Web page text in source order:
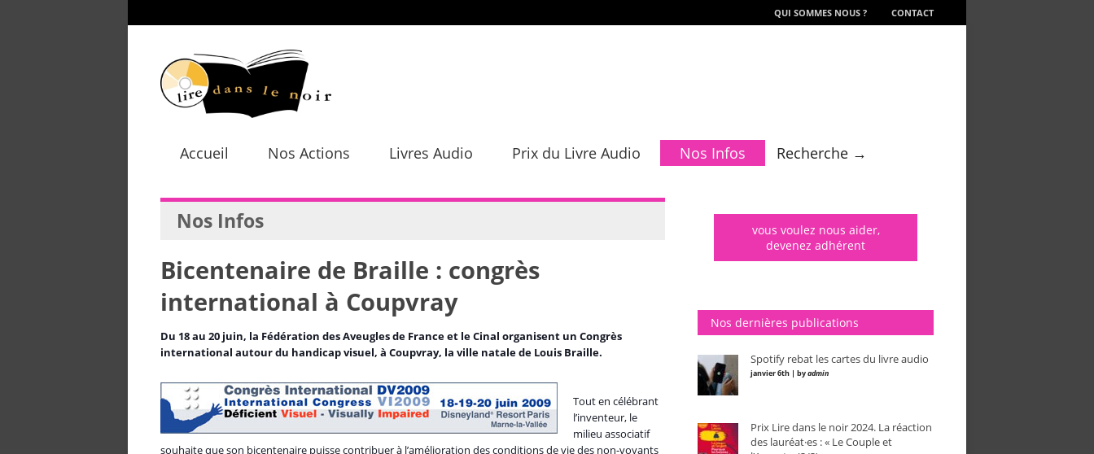
QUI SOMMES NOUS ? CONTACT
Accueil Nos Actions Livres Audio Prix du Livre Audio Nos Infos Recherche →
Nos Infos
Bicentenaire de Braille : congrès
international à Coupvray
Du 18 au 20 juin, la Fédération des Aveugles de France et le Cinal organisent un Congrès
international autour du handicap visuel, à Coupvray, la ville natale de Louis Braille.
Tout en célébrant
l’inventeur, le
milieu associatif
souhaite que son bicentenaire puisse contribuer à l’amélioration des conditions de vie des non-voyants
vous voulez nous aider,
devenez adhérent
Nos dernières publications
Spotify rebat les cartes du livre audio
janvier 6th | byadmin
Prix Lire dans le noir 2024. La réaction
des lauréat·es : « Le Couple et